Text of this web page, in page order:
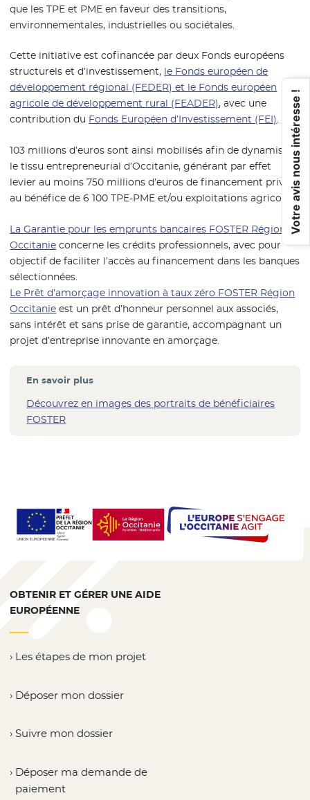
que les TPE et PME en faveur des transitions,
environnementales, industrielles ou sociétales.
Cette initiative est cofinancée par deux Fonds européens
structurels et d’investissement, le Fonds européen de
développement régional (FEDER) et le Fonds européen
agricole de développement rural (FEADER)- Nouvelle fenêtre
, avec une
contribution du Fonds Européen d’Investissement (FEI)-
.
103 millions d’euros sont ainsi mobilisés afin de dynamiser
le tissu entrepreneurial d’Occitanie, générant par effet
levier au moins 750 millions d’euros de financement privés
au bénéfice de 6 100 TPE-PME et/ou exploitations agricoles.
La Garantie pour les emprunts bancaires FOSTER Région
Occitanie - Nouvelle fenêtre
concerne les crédits professionnels, avec pour
objectif de faciliter l’accès au financement dans les banques
sélectionnées.
Le Prêt d’amorçage innovation à taux zéro FOSTER Région
Occitanie - Nouvelle fenêtre
est un prêt d’honneur personnel aux associés,
sans intérêt et sans prise de garantie, accompagnant un
projet d’entreprise innovante en amorçage.
En savoir plus
Découvrez en images des portraits de bénéficiaires
FOSTER
OBTENIR ET GÉRER UNE AIDE
EUROPÉENNE
Les étapes de mon projet
Déposer mon dossier
Suivre mon dossier
Déposer ma demande de
paiement
Votre avis nous intéresse !